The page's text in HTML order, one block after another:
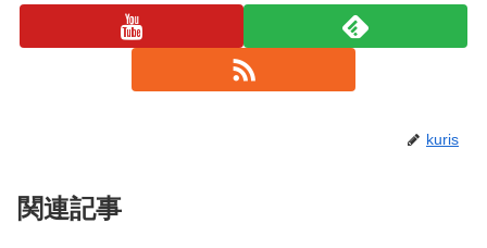
kuris
関連記事